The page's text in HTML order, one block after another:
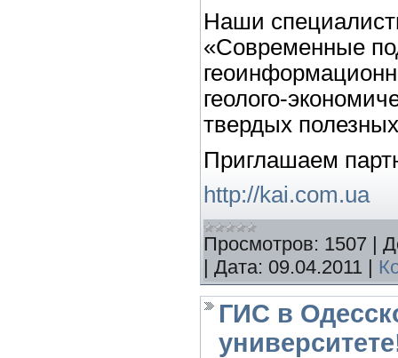
Наши
«Современные
геолого-
твердых
Приглашаем
http://kai.com.ua
Просмотров: 1507 |
| Дата: 09.04.2011 |
ГИС в